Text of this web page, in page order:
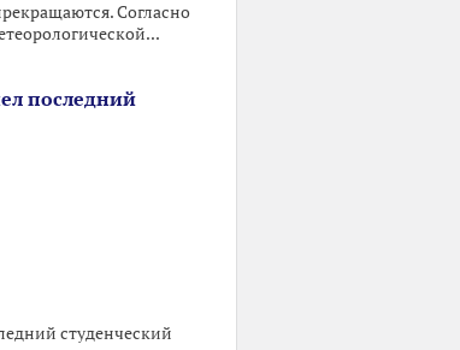
Согласно
последний
студенческий